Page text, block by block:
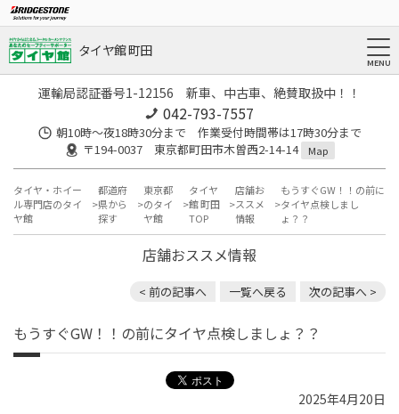
タイヤ館 町田
運輸局認証番号1-12156 新車、中古車、絶賛取扱中！！
042-793-7557
朝10時～夜18時30分まで 作業受付時間帯は17時30分まで
〒194-0037 東京都町田市木曽西2-14-14
Map
タイヤ・ホイー
ル専門店のタイ
ヤ館
都道府
県から
探す
東京都
のタイ
ヤ館
タイヤ
館 町田
TOP
店舗お
ススメ
情報
もうすぐGW！！の前に
タイヤ点検しまし
ょ？？
店舗おススメ情報
< 前の記事へ 一覧へ戻る 次の記事へ >
もうすぐGW！！の前にタイヤ点検しましょ？？
2025年4月20日